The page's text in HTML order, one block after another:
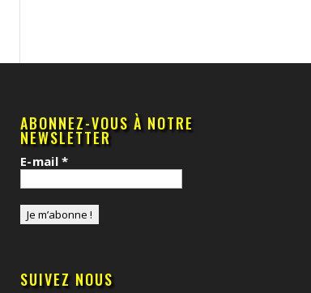
ABONNEZ-VOUS À NOTRE
NEWSLETTER
E-mail*
SUIVEZ NOUS